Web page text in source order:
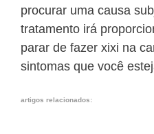
procurar uma causa
tratamento irá
parar de fazer xixi na
sintomas que você
artigos relacionados: